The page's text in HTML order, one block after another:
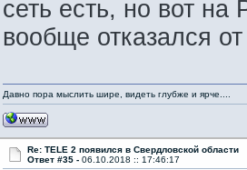
сеть есть, но вот на
вообще отказался
Давно пора мыслить шире, видеть глубже и ярче....
Re: TELE 2 появился в Свердловской области
Ответ #35 - 06.10.2018 :: 17:46:17